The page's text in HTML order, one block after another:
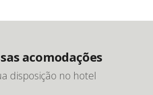
acomodações
disposição no hotel